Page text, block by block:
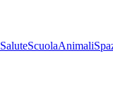
SaluteScuolaAnimali